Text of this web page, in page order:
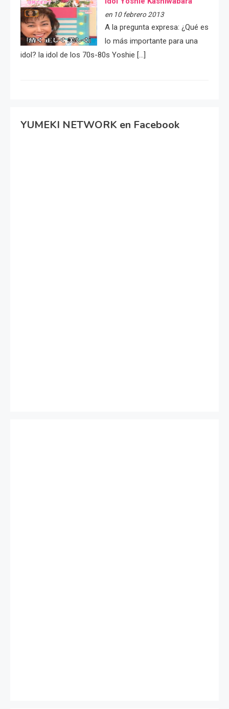
en 10 febrero 2013
A la pregunta expresa: ¿Qué es
lo más importante para una
idol? la idol de los 70s-80s Yoshie […]
YUMEKI NETWORK en Facebook